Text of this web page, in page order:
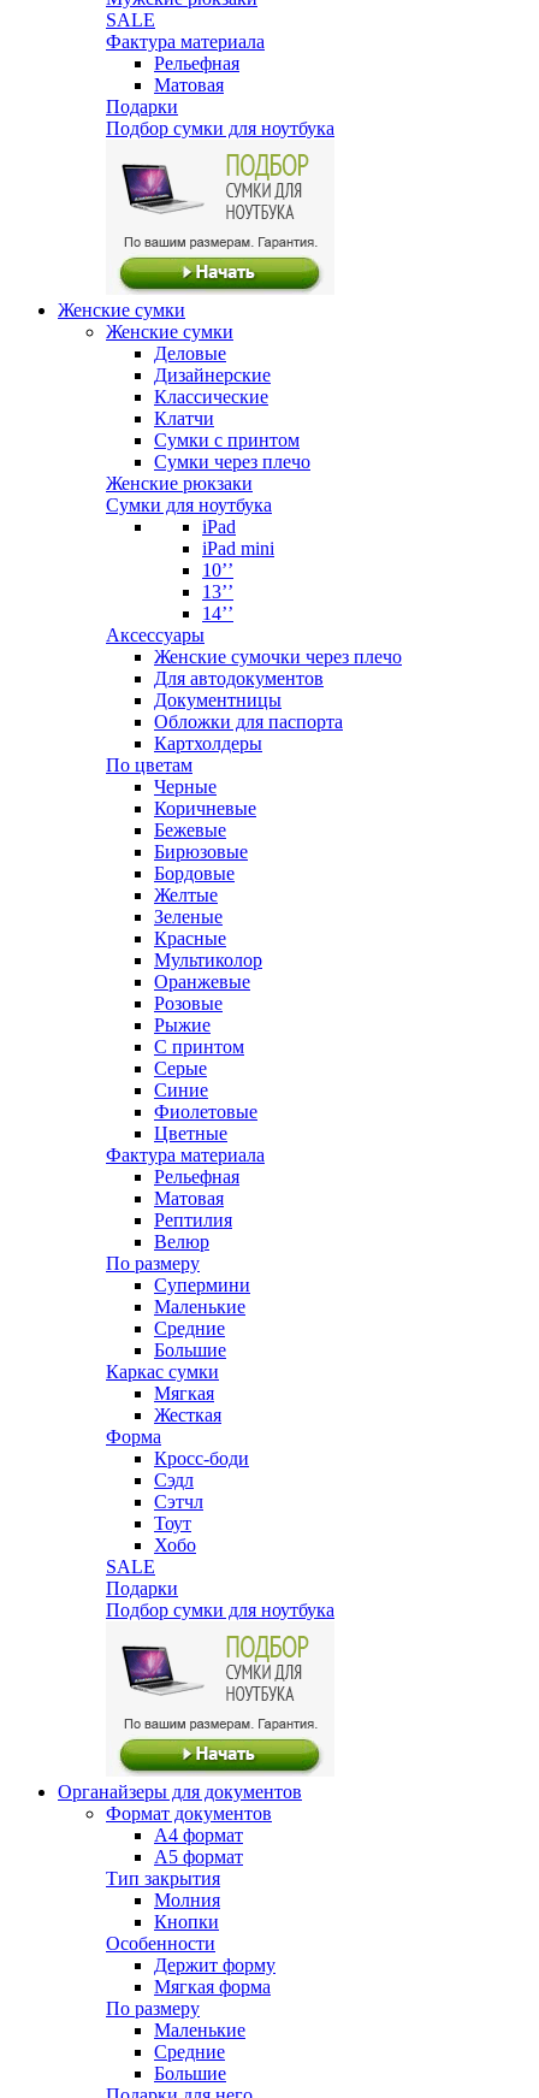
SALE
Фактура материала
Рельефная
Матовая
Подарки
Подбор сумки для ноутбука
Женские сумки
Женские сумки
Деловые
Дизайнерские
Классические
Клатчи
Сумки с принтом
Сумки через плечо
Женские рюкзаки
Сумки для ноутбука
iPad
iPad mini
10’’
13’’
14’’
Аксессуары
Женские сумочки через плечо
Для автодокументов
Документницы
Обложки для паспорта
Картхолдеры
По цветам
Черные
Коричневые
Бежевые
Бирюзовые
Бордовые
Желтые
Зеленые
Красные
Мультиколор
Оранжевые
Розовые
Рыжие
С принтом
Серые
Синие
Фиолетовые
Цветные
Фактура материала
Рельефная
Матовая
Рептилия
Велюр
По размеру
Супермини
Маленькие
Средние
Большие
Каркас сумки
Мягкая
Жесткая
Форма
Кросс-боди
Сэдл
Сэтчл
Тоут
Хобо
SALE
Подарки
Подбор сумки для ноутбука
Органайзеры для документов
Формат документов
А4 формат
А5 формат
Тип закрытия
Молния
Кнопки
Особенности
Держит форму
Мягкая форма
По размеру
Маленькие
Средние
Большие